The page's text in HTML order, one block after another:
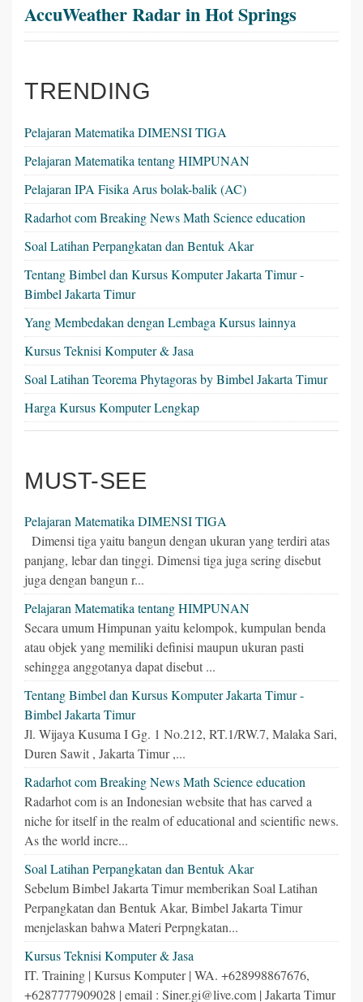
AccuWeather Radar in Hot Springs
TRENDING
Pelajaran Matematika DIMENSI TIGA
Pelajaran Matematika tentang HIMPUNAN
Pelajaran IPA Fisika Arus bolak-balik (AC)
Radarhot com Breaking News Math Science education
Soal Latihan Perpangkatan dan Bentuk Akar
Tentang Bimbel dan Kursus Komputer Jakarta Timur -
Bimbel Jakarta Timur
Yang Membedakan dengan Lembaga Kursus lainnya
Kursus Teknisi Komputer & Jasa
Soal Latihan Teorema Phytagoras by Bimbel Jakarta Timur
Harga Kursus Komputer Lengkap
MUST-SEE
Pelajaran Matematika DIMENSI TIGA
Dimensi tiga yaitu bangun dengan ukuran yang terdiri atas
panjang, lebar dan tinggi. Dimensi tiga juga sering disebut
juga dengan bangun r...
Pelajaran Matematika tentang HIMPUNAN
Secara umum Himpunan yaitu kelompok, kumpulan benda
atau objek yang memiliki definisi maupun ukuran pasti
sehingga anggotanya dapat disebut ...
Tentang Bimbel dan Kursus Komputer Jakarta Timur -
Bimbel Jakarta Timur
Jl. Wijaya Kusuma I Gg. 1 No.212, RT.1/RW.7, Malaka Sari,
Duren Sawit , Jakarta Timur ,...
Radarhot com Breaking News Math Science education
Radarhot com is an Indonesian website that has carved a
niche for itself in the realm of educational and scientific news.
As the world incre...
Soal Latihan Perpangkatan dan Bentuk Akar
Sebelum Bimbel Jakarta Timur memberikan Soal Latihan
Perpangkatan dan Bentuk Akar, Bimbel Jakarta Timur
menjelaskan bahwa Materi Perpngkatan...
Kursus Teknisi Komputer & Jasa
IT. Training | Kursus Komputer | WA. +628998867676,
+6287777909028 | email : Siner.gi@live.com | Jakarta Timur